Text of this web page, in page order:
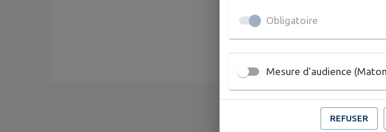
Obligatoire
Mesure d'audience
REFUSER